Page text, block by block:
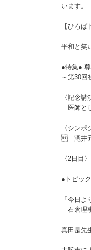
います。
【ひろば
平和と笑
●特集●
～第30回
〈記念
医師と
〈シン
 滝井元
〈2日目
●トピッ
「今日
石倉理
真田是先